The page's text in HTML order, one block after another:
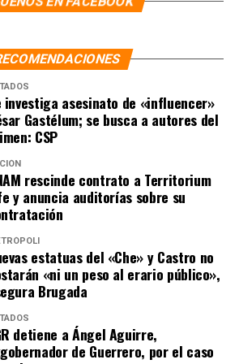
de 45 años que fue alcanzada
se tienen aseguradas diversas armas
calibres, un fusil Barret, granadas
de humo, equipos
de radiocomunicación, chalecos
y testigos de los hechos», agregó
Encuentran
con el
Harfuch
ANTES
JUSTICIA
OMAR GARCÍA HARFUCH
investiga asesinato de «influencer»
Gastélum; se busca a autores del
CSP
rescinde contrato a Territorium
y anuncia auditorías sobre su
estatuas del «Che» y Castro no
«ni un peso al erario público»,
Brugada
detiene a Ángel Aguirre,
de Guerrero, por el caso